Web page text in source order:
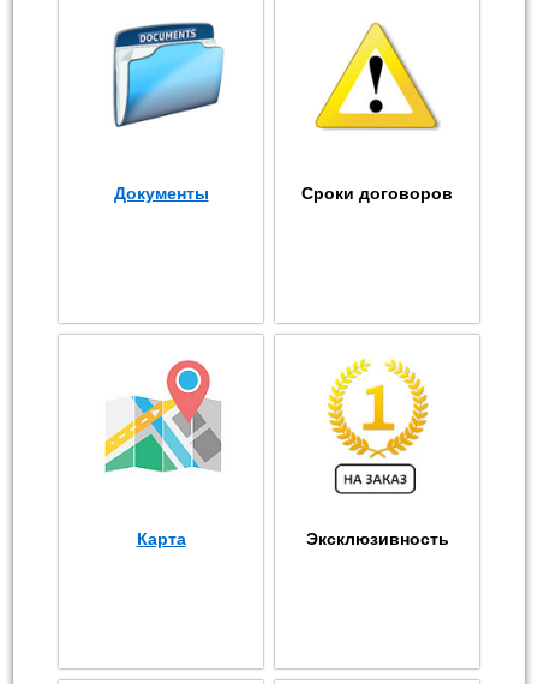
Документы Сроки договоров
Карта Эксклюзивность